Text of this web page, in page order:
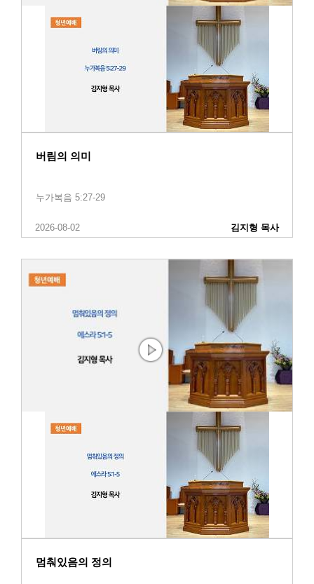
버림의 의미
누가복음 5:27-29
2026-08-02 김지형 목사
멈춰있음의 정의